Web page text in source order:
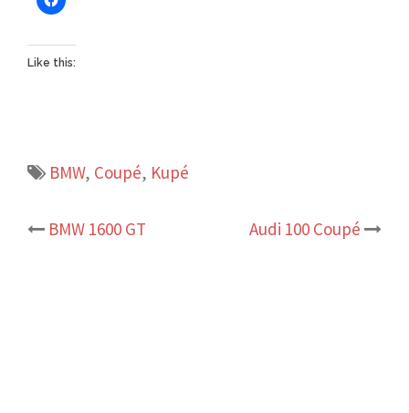
Like this:
BMW, Coupé, Kupé
Post
BMW 1600 GT Audi 100 Coupé